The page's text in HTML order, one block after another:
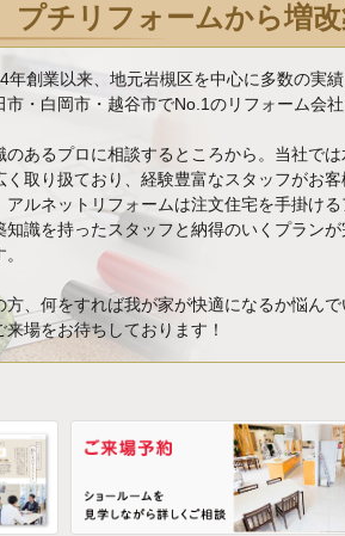
プチリフォームから増
年創業以来、地元岩槻区を中心に多数の実
・白岡市・越谷市でNo.1のリフォーム会社
あるプロに相談するところから。当社で
取り扱ており、経験豊富なスタッフがお
アルネットリフォームは注文住宅を手掛け
識を持ったスタッフと納得のいくプラン
方、何をすれば我が家が快適になるか悩ん
場をお待ちしております！